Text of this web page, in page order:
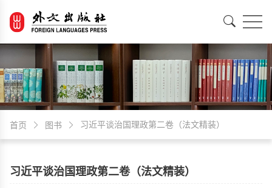
首页 图书 习近平谈治国理政第二卷（法文精装）
习近平谈治国理政第二卷（法文精装）